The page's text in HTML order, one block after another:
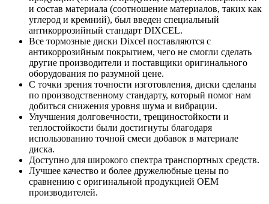
и состав материала (соотношение материалов, таких как
углерод и кремний), был введен специальный
антикоррозийный стандарт DIXCEL.
Все тормозные диски Dixcel поставляются с
антикоррозийным покрытием, чего не смогли сделать
другие производители и поставщики оригинального
оборудования по разумной цене.
С точки зрения точности изготовления, диски сделаны
по производственному стандарту, который помог нам
добиться снижения уровня шума и вибрации.
Улучшения долговечности, трещиностойкости и
теплостойкости были достигнуты благодаря
использованию точной смеси добавок в материале
диска.
Доступно для широкого спектра транспортных средств.
Лучшее качество и более дружелюбные цены по
сравнению c оригинальной продукцией OEM
производителей.